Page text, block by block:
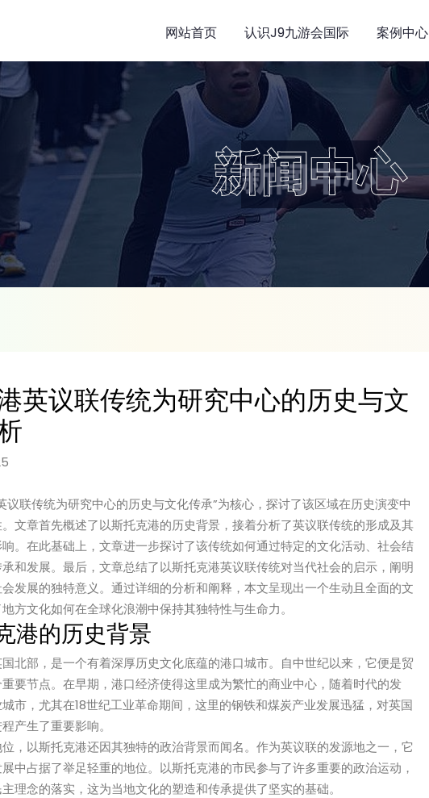
网站首页 认识j9九游会国际 案例中心
新闻中心
英议联传统为研究中心的历史与文
议联传统为研究中心的历史与文化传承”为核心，探讨了该区域在历史演变中
文章首先概述了以斯托克港的历史背景，接着分析了英议联传统的形成及其
。在此基础上，文章进一步探讨了该传统如何通过特定的文化活动、社会结
和发展。最后，文章总结了以斯托克港英议联传统对当代社会的启示，阐明
发展的独特意义。通过详细的分析和阐释，本文呈现出一个生动且全面的文
方文化如何在全球化浪潮中保持其独特性与生命力。
港的历史背景
北部，是一个有着深厚历史文化底蕴的港口城市。自中世纪以来，它便是贸
要节点。在早期，港口经济使得这里成为繁忙的商业中心，随着时代的发
市，尤其在18世纪工业革命期间，这里的钢铁和煤炭产业发展迅猛，对英国
产生了重要影响。
，以斯托克港还因其独特的政治背景而闻名。作为英议联的发源地之一，它
中占据了举足轻重的地位。以斯托克港的市民参与了许多重要的政治运动，
理念的落实，这为当地文化的塑造和传承提供了坚实的基础。